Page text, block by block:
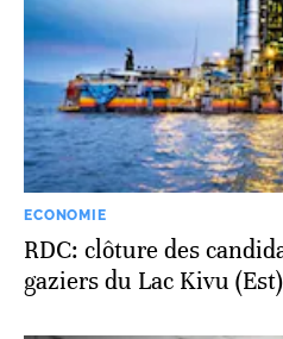
ECONOMIE
RDC: clôture des
gaziers du Lac Kivu (Est)